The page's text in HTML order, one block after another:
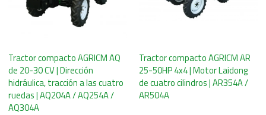
Tractor compacto AGRICM AQ
de 20-30 CV | Dirección
hidráulica, tracción a las cuatro
ruedas | AQ204A / AQ254A /
AQ304A
Tractor compacto AGRICM AR
25-50HP 4x4 | Motor Laidong
de cuatro cilindros | AR354A /
AR504A